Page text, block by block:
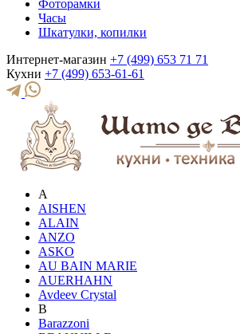
Фоторамки
Часы
Шкатулки, копилки
Интернет-магазин +7 (499) 653 71 71
Кухни +7 (499) 653-61-61
A
AISHEN
ALAIN
ANZO
ASKO
AU BAIN MARIE
AUERHAHN
Avdeev Crystal
B
Barazzoni